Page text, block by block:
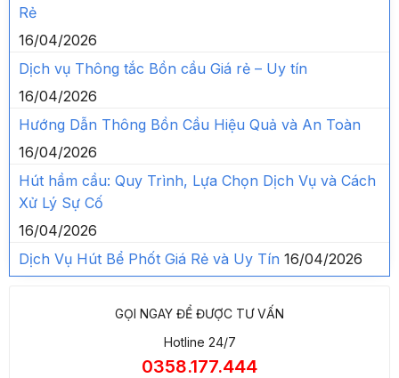
Rẻ
16/04/2026
Dịch vụ Thông tắc Bồn cầu Giá rẻ – Uy tín
16/04/2026
Hướng Dẫn Thông Bồn Cầu Hiệu Quả và An Toàn
16/04/2026
Hút hầm cầu: Quy Trình, Lựa Chọn Dịch Vụ và Cách
Xử Lý Sự Cố
16/04/2026
Dịch Vụ Hút Bể Phốt Giá Rẻ và Uy Tín 16/04/2026
GỌI NGAY ĐỂ ĐƯỢC TƯ VẤN
Hotline 24/7
0358.177.444